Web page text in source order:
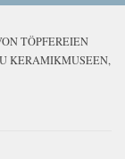
TÖPFEREIEN
KERAMIKMUSEEN,